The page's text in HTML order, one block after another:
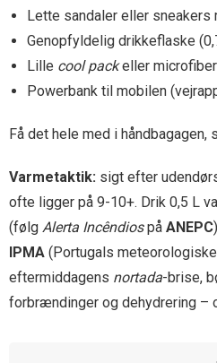
Lette sandaler eller sneakers
Genopfyldelig drikkeflaske
Lille cool packeller
Powerbank til mobilen
Få det hele med i håndbagagen,
Varmetaktik: sigt efter
ofte ligger på 9-10+. Drik 0,5 L
(følg Alerta Incêndiospå ANEPC
IPMA (Portugals
eftermiddagens nortada-brise,
forbrændinger og dehydrering –